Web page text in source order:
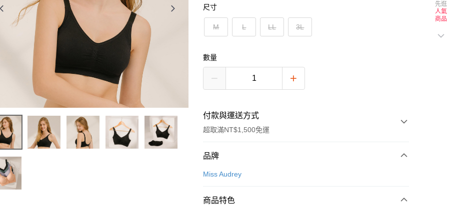
尺寸
M L LL 3L
數量
付款與運送方式
超取滿NT$1,500免運
付款方式
信用卡一次付款
品牌
Miss Audrey
商品特色
先逛
人氣
商品